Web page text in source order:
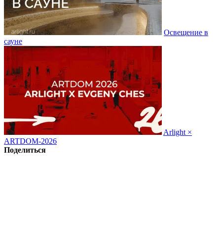
Освещение в
сауне
Arlight ×
ARTDOM-2026
Поделиться